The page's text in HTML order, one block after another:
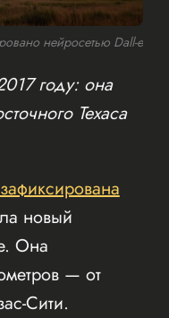
нейросетью Dall-e
году: она
Техаса
новый
Она
— от
Сити.